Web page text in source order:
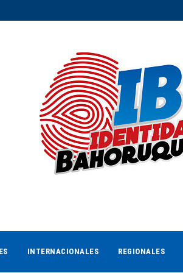
INTERNACIONALES REGIONALES